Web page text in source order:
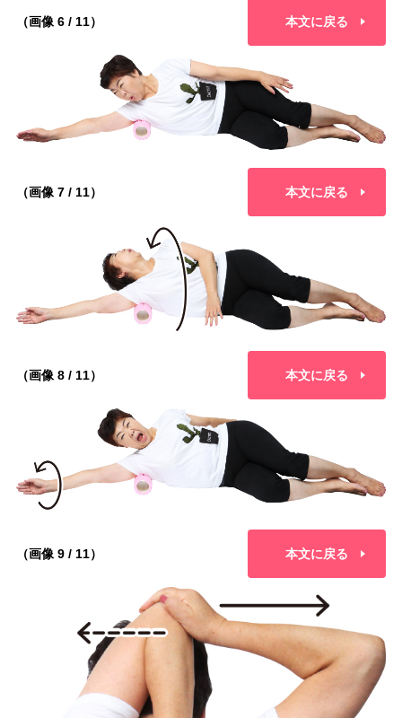
（画像 6 / 11） 本文に戻る
（画像 7 / 11） 本文に戻る
（画像 8 / 11） 本文に戻る
（画像 9 / 11） 本文に戻る